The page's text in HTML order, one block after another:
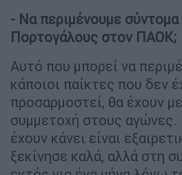
- Να περιμένουμε
Πορτογάλους στον ΠΑΟΚ;
Αυτό που μπορεί να
κάποιοι παίκτες που δεν
προσαρμοστεί, θα έχουν
συμμετοχή στους αγώνες.
έχουν κάνει είναι
ξεκίνησε καλά, αλλά στη